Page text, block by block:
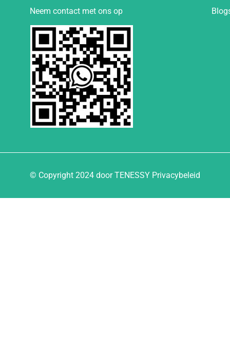
Neem contact met ons op
© Copyright 2024 door TENESSY Privacybeleid